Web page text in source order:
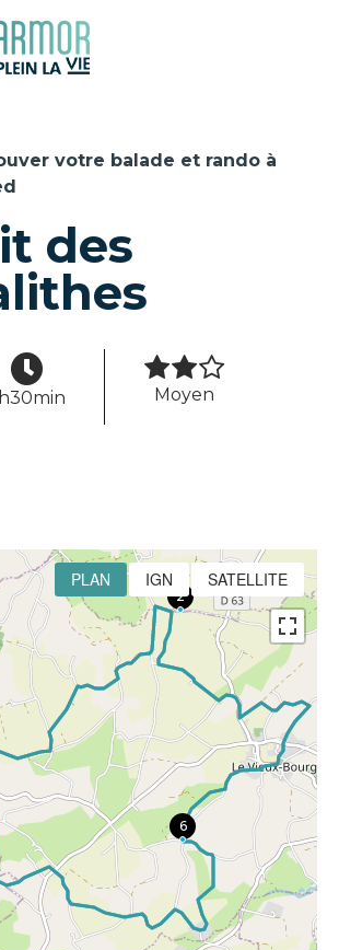
des cookies
votre balade et rando à
des
Moyen
2
6
PLAN IGN SATELLITE